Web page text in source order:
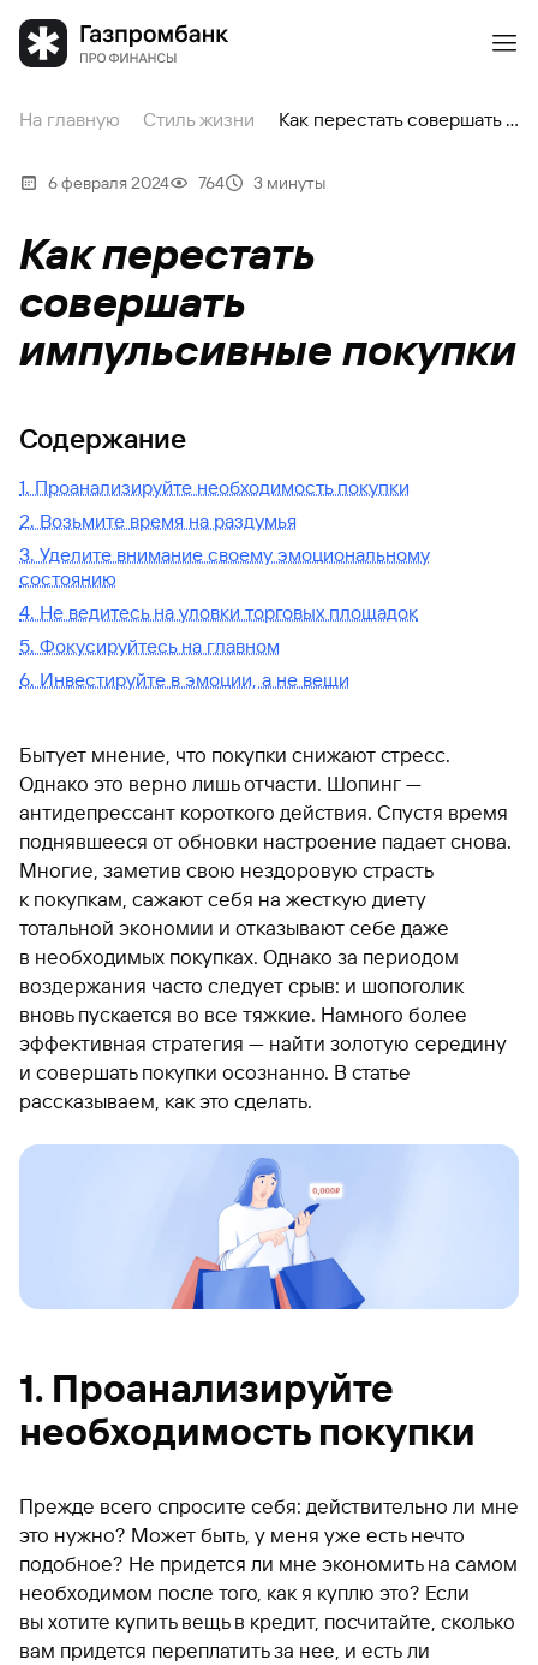
На главную Стиль жизни Как перестать совершать импульсивные покупки
6 февраля 2024 764 3 минуты
Как перестать
совершать
импульсивные покупки
Содержание
1. Проанализируйте необходимость покупки
2. Возьмите время на раздумья
3. Уделите внимание своему эмоциональному
состоянию
4. Не ведитесь на уловки торговых площадок
5. Фокусируйтесь на главном
6. Инвестируйте в эмоции, а не вещи
Бытует мнение, что покупки снижают стресс.
Однако это верно лишь отчасти. Шопинг —
антидепрессант короткого действия. Спустя время
поднявшееся от обновки настроение падает снова.
Многие, заметив свою нездоровую страсть
к покупкам, сажают себя на жесткую диету
тотальной экономии и отказывают себе даже
в необходимых покупках. Однако за периодом
воздержания часто следует срыв: и шопоголик
вновь пускается во все тяжкие. Намного более
эффективная стратегия — найти золотую середину
и совершать покупки осознанно. В статье
рассказываем, как это сделать.
1. Проанализируйте
необходимость покупки
Прежде всего спросите себя: действительно ли мне
это нужно? Может быть, у меня уже есть нечто
подобное? Не придется ли мне экономить на самом
необходимом после того, как я куплю это? Если
вы хотите купить вещь в кредит, посчитайте, сколько
вам придется переплатить за нее, и есть ли